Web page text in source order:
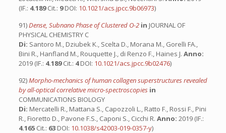
(IF.: 4.189Cit.: 9DOI: 10.1021/acs.jpcc.9b06973)
91)Dense, Subnano Phase of Clustered O-2 in JOURNAL OF
PHYSICAL CHEMISTRY C
Di: Santoro M., Dziubek K., Scelta D., Morana M., Gorelli FA.,
Bini R., Hanfland M., Rouquette J., di Renzo F., Haines J. Anno:
2019 (IF.: 4.189Cit.: 4DOI: 10.1021/acs.jpcc.9b02476)
92)Morpho-mechanics of human collagen superstructures revealed
by all-optical correlative micro-spectroscopies in
COMMUNICATIONS BIOLOGY
Di: Mercatelli R., Mattana S., Capozzoli L., Ratto F., Rossi F., Pini
R., Fioretto D., Pavone F.S., Caponi S., Cicchi R. Anno: 2019 (IF.:
4.165 Cit.: 63 DOI: 10.1038/s42003-019-0357-y)